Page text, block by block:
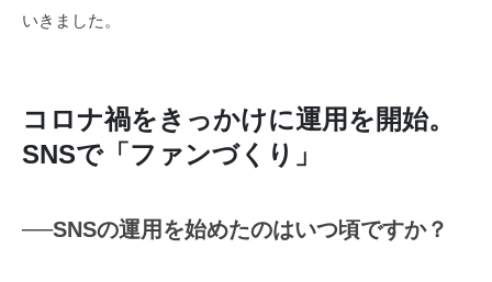
いきました。
コロナ禍をきっかけに運用を開始。
SNSで「ファンづくり」
──SNSの運用を始めたのはいつ頃ですか？